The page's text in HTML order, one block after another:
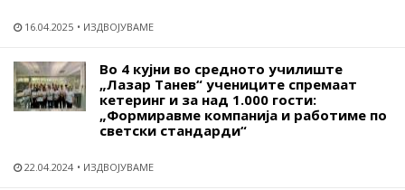
16.04.2025 ИЗДВОЈУВАМЕ
Во 4 кујни во средното училиште
„Лазар Танев“ учениците спремаат
кетеринг и за над 1.000 гости:
„Формиравме компанија и работиме по
светски стандарди“
22.04.2024 ИЗДВОЈУВАМЕ